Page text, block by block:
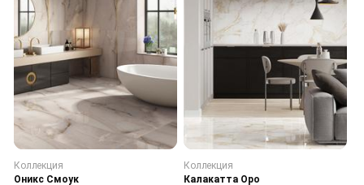
Коллекция
Оникс Смоук
Коллекция
Калакатта Оро